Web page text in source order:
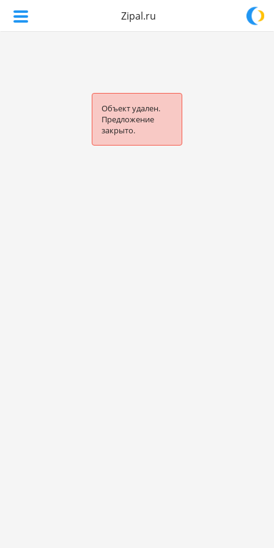
Zipal.ru
Объект удален.
Предложение
закрыто.